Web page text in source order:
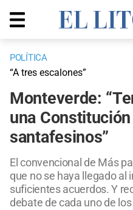
POLÍTICA
“A tres escalones”
Monteverde:
una
santafesinos”
El convencional de Más
que no se haya llegado al
suficientes acuerdos. Y
debate de cada uno de